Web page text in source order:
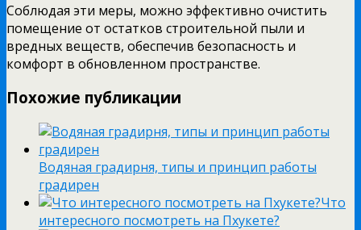
Соблюдая эти меры, можно эффективно очистить
помещение от остатков строительной пыли и
вредных веществ, обеспечив безопасность и
комфорт в обновленном пространстве.
Похожие публикации
Водяная градирня, типы и принцип работы
градирен
Что
интересного посмотреть на Пхукете?